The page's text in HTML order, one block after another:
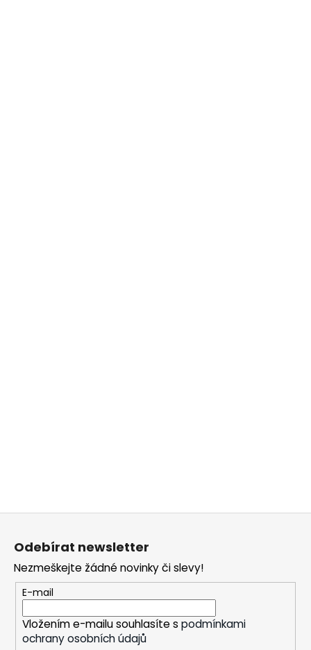
Odebírat newsletter
Nezmeškejte žádné novinky či slevy!
E-mail
Vložením e-mailu souhlasíte s podmínkami
ochrany osobních údajů